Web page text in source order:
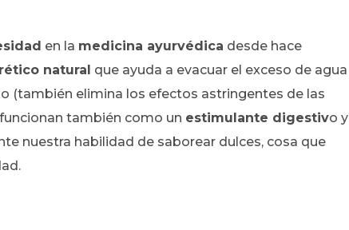
en la medicina ayurvédica desde hace
natural que ayuda a evacuar el exceso de agua
(también elimina los efectos astringentes de las
funcionan también como un estimulante digestivo y
nuestra habilidad de saborear dulces, cosa que